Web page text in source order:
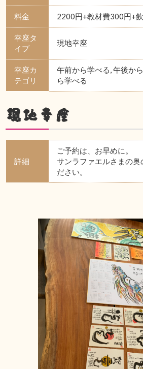
料金 2200円+教材費300円+
幸座タ
イプ
現地幸座
幸座カ
テゴリ
午前から学べる, 午後か
ら学べる
現地幸座
詳細
ご予約は、お早めに。
サンラファエルさまの奥
ださい。